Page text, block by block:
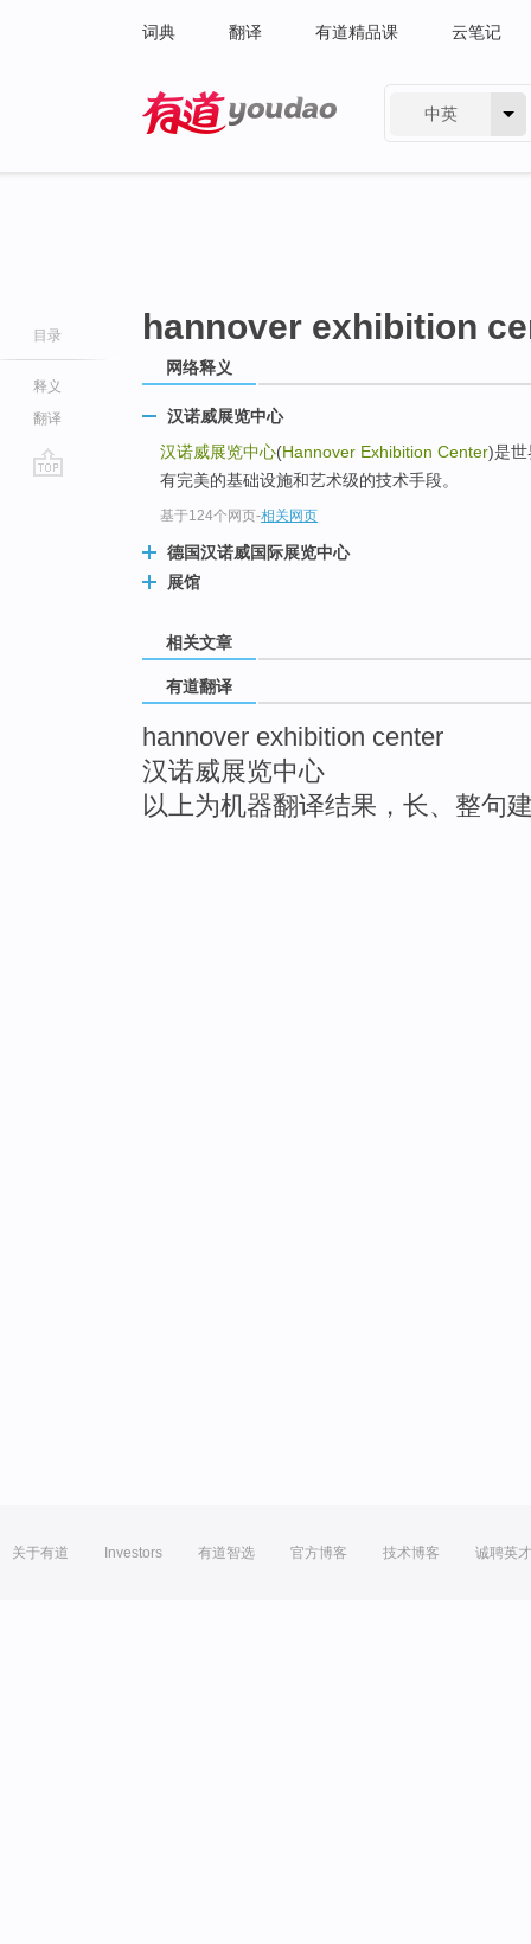
词典 翻译 有道精品课 云笔记
中英
目录
释义
翻译
hannover exhibition
网络释义
汉诺威展览中心
汉诺威展览中心(Hannover Exhibition Center)是世
有完美的基础设施和艺术级的技术手段。
基于124个网页-相关网页
德国汉诺威国际展览中心
展馆
相关文章
有道翻译
hannover exhibition center
汉诺威展览中心
以上为机器翻译结果，长、整句
关于有道 Investors 有道智选 官方博客 技术博客 诚聘英才